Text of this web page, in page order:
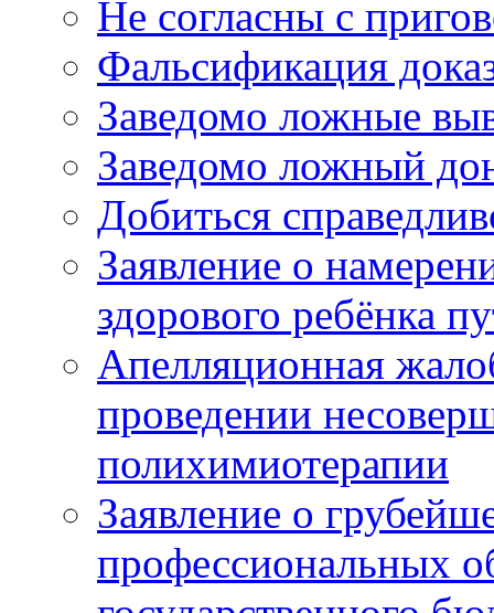
Не согласны с
Фальсификация
Заведомо ложные
Заведомо ложный
Добиться
Заявление о
здорового ребёнка
Апелляционная
проведении
полихимиотерапии
Заявление о
профессиональных